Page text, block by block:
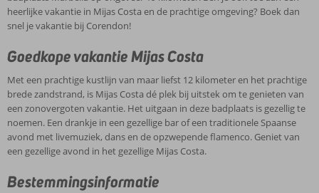
heerlijke vakantie in Mijas Costa en de prachtige omgeving? Boek dan
snel je vakantie bij Corendon!
Goedkope vakantie Mijas Costa
Met een prachtige kustlijn van maar liefst 12 kilometer en het prachtige
brede zandstrand, is Mijas Costa dé plek bij uitstek om te genieten van
een zonovergoten vakantie. Het uitgaan in deze badplaats is gezellig te
noemen. Een drankje in een gezellige bar of een traditionele Spaanse
avond met livemuziek, dans en de opzwepende flamenco. Geniet van
een gezellige avond in het gezellige Mijas Costa.
Bestemmingsinformatie